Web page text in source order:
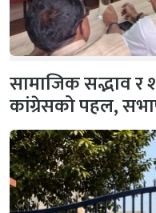
सामाजिक सद्भाव र
कांग्रेसको पहल,